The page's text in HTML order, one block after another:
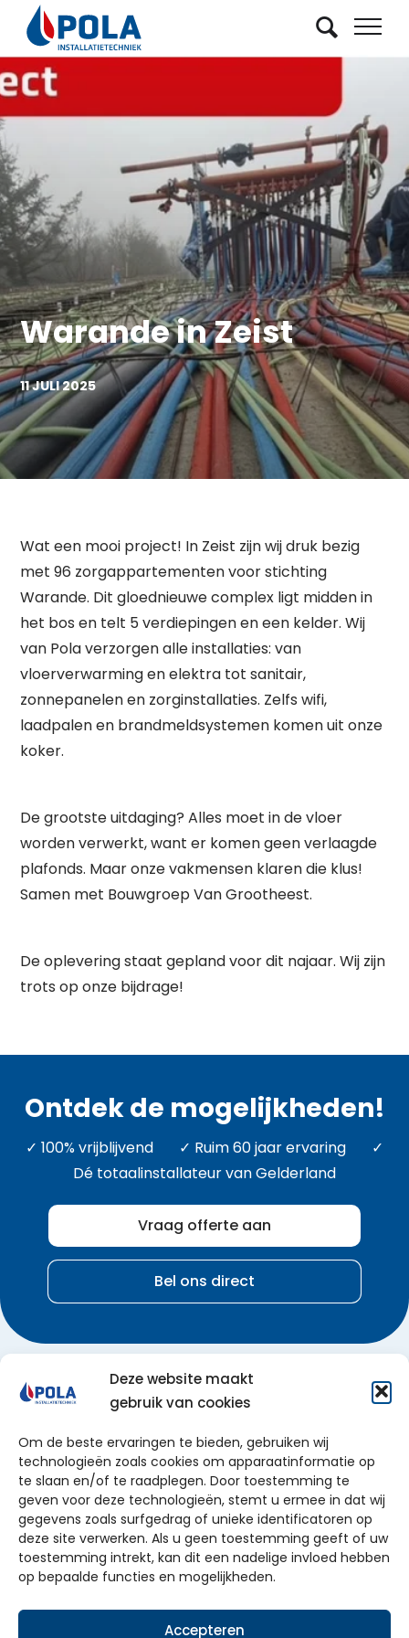
Deze website maakt
gebruik van cookies
Om de beste ervaringen te bieden, gebruiken wij
technologieën zoals cookies om apparaatinformatie op
te slaan en/of te raadplegen. Door toestemming te
geven voor deze technologieën, stemt u ermee in dat wij
gegevens zoals surfgedrag of unieke identificatoren op
deze site verwerken. Als u geen toestemming geeft of uw
toestemming intrekt, kan dit een nadelige invloed hebben
op bepaalde functies en mogelijkheden.
Accepteren
Waar ben je naar op zoek?
Warande in Zeist
11 JULI 2025
Wat een mooi project! In Zeist zijn wij druk bezig
met 96 zorgappartementen voor stichting
Warande. Dit gloednieuwe complex ligt midden in
het bos en telt 5 verdiepingen en een kelder. Wij
van Pola verzorgen alle installaties: van
vloerverwarming en elektra tot sanitair,
zonnepanelen en zorginstallaties. Zelfs wifi,
laadpalen en brandmeldsystemen komen uit onze
koker.
De grootste uitdaging? Alles moet in de vloer
worden verwerkt, want er komen geen verlaagde
plafonds. Maar onze vakmensen klaren die klus!
Samen met Bouwgroep Van Grootheest.
De oplevering staat gepland voor dit najaar. Wij zijn
trots op onze bijdrage!
Ontdek de mogelijkheden!
✓ 100% vrijblijvend ✓ Ruim 60 jaar ervaring ✓
Dé totaalinstallateur van Gelderland
Vraag offerte aan
Bel ons direct
Particulier
Zakelijk
Over ons
Service
© 2026 Pola